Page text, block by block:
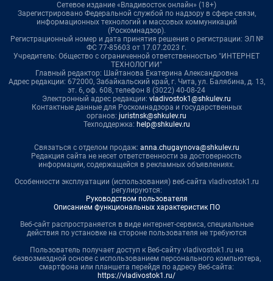
Сетевое издание «Владивосток онлайн» (18+)
Зарегистрировано Федеральной службой по надзору в сфере связи,
информационных технологий и массовых коммуникаций
(Роскомнадзор).
Регистрационный номер и дата принятия решения о регистрации: ЭЛ №
ФС 77-85603 от 17.07.2023 г.
Учредитель: Общество с ограниченной ответственностью "ИНТЕРНЕТ
ТЕХНОЛОГИИ"
Главный редактор: Шайтанова Екатерина Александровна
Адрес редакции: 672000, Забайкальский край, г. Чита, ул. Балябина, д. 13,
эт. 6, оф. 608, телефон 8 (3022) 40-08-24
Электронный адрес редакции: vladivostok1@shkulev.ru
Контактные данные для Роскомнадзора и государственных
органов: juristnsk@shkulev.ru
Техподдержка: help@shkulev.ru
Связаться с отделом продаж: anna.chugaynova@shkulev.ru
Редакция сайта не несет ответственности за достоверность
информации, содержащейся в рекламных объявлениях.
Особенности эксплуатации (использования) веб-сайта vladivostok1.ru
регулируются:
Руководством пользователя
Описанием функциональных характеристик ПО
Веб-сайт распространяется в виде интернет-сервиса, специальные
действия по установке на стороне пользователя не требуются
Пользователь получает доступ к Веб-сайту vladivostok1.ru на
безвозмездной основе с использованием персонального компьютера,
смартфона или планшета перейдя по адресу Веб-сайта:
https://vladivostok1.ru/